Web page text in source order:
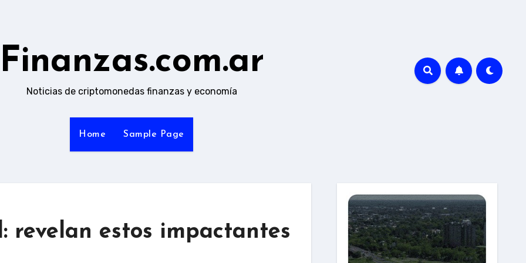
Finanzas.com.ar
Noticias de criptomonedas finanzas y economía
Home Sample Page
estos impactantes